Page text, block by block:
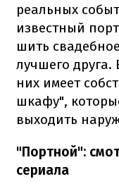
реальных
известный
шить
лучшего
них имеет
шкафу",
выходить
"Портной":
сериала